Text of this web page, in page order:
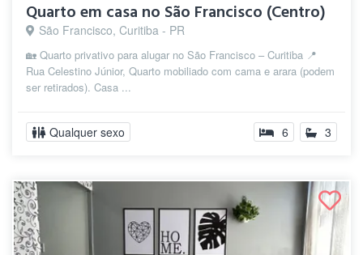
Quarto em casa no São Francisco (Centro)
São Francisco, Curitiba - PR
🏡 Quarto privativo para alugar no São Francisco – Curitiba 📍
Rua Celestino Júnior, Quarto mobiliado com cama e arara (podem
ser retirados). Casa ...
Qualquer sexo 6 3